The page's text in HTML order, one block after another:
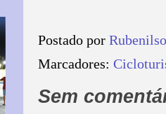
Postado por
Marcadores:
Sem